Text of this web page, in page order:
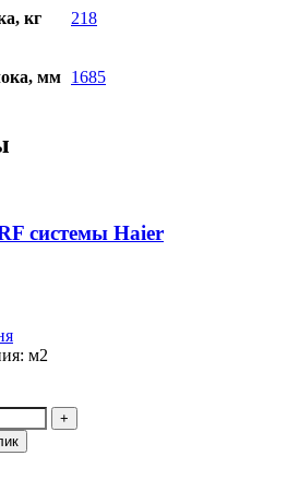
кг 218
мм 1685
системы Haier
м2